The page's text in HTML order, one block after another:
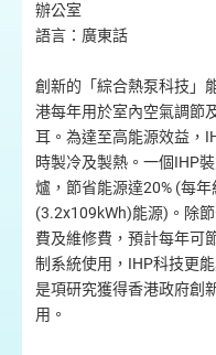
辦公室
語言：廣東話
創新的「綜合熱泵科技」
港每年用於室內空氣調節
耳。為達至高能源效益，
時製冷及製熱。一個IHP
爐，節省能源達20% (每
(3.2x109kWh)能源)。除
費及維修費，預計每年可
制系統使用，IHP科技更
是項研究獲得香港政府創
用。